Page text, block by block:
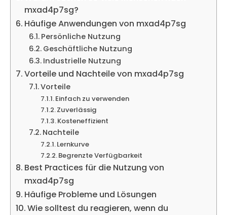
mxad4p7sg?
Häufige Anwendungen von mxad4p7sg
Persönliche Nutzung
Geschäftliche Nutzung
Industrielle Nutzung
Vorteile und Nachteile von mxad4p7sg
Vorteile
Einfach zu verwenden
Zuverlässig
Kosteneffizient
Nachteile
Lernkurve
Begrenzte Verfügbarkeit
Best Practices für die Nutzung von
mxad4p7sg
Häufige Probleme und Lösungen
Wie solltest du reagieren, wenn du